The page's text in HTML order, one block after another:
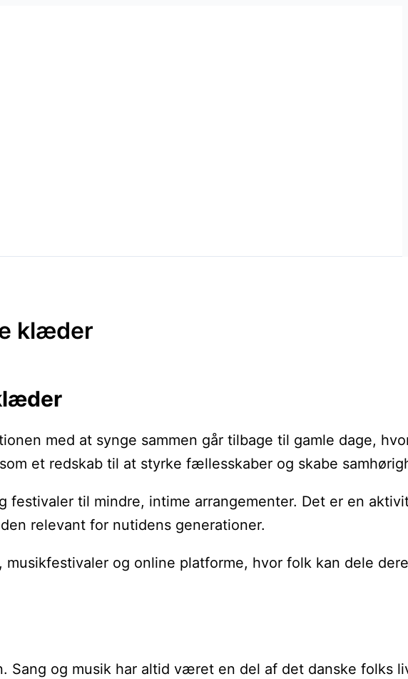
klæder
med at synge sammen går tilbage til gamle dage,
et redskab til at styrke fællesskaber og skabe
til mindre, intime arrangementer. Det er en
relevant for nutidens generationer.
og online platforme, hvor folk kan dele
og musik har altid været en del af det danske folks